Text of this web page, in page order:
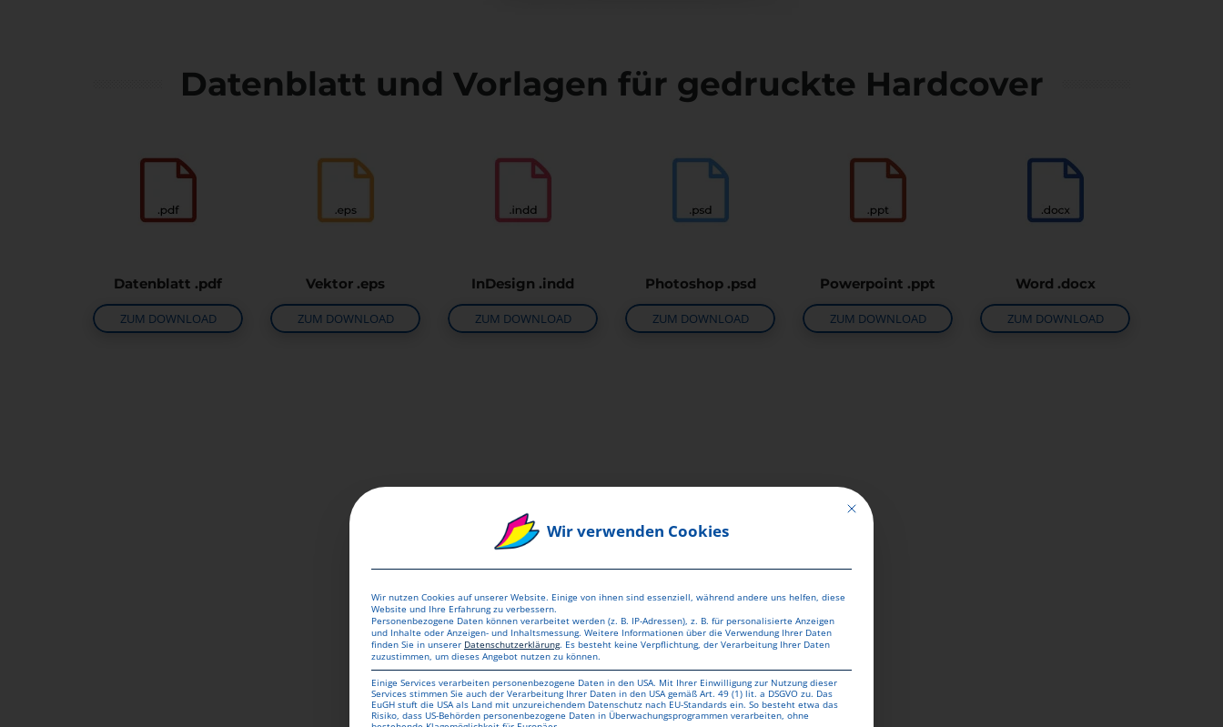
Datenblatt und Vorlagen für gedruckte Hardcover
Datenblatt .pdf
ZUM DOWNLOAD
Vektor .eps
ZUM DOWNLOAD
InDesign .indd
ZUM DOWNLOAD
Photoshop .psd
ZUM DOWNLOAD
Powerpoint .ppt
ZUM DOWNLOAD
Word .docx
ZUM DOWNLOAD
Mit diesem Button wird der Dialog geschlossen. Seine Funktionalität ist identisch mit
Wir verwenden Cookies
Wir nutzen Cookies auf unserer Website. Einige von ihnen sind essenziell, während andere uns helfen, diese
Website und Ihre Erfahrung zu verbessern.
Personenbezogene Daten können verarbeitet werden (z. B. IP-Adressen), z. B. für personalisierte Anzeigen
und Inhalte oder Anzeigen- und Inhaltsmessung. Weitere Informationen über die Verwendung Ihrer Daten
finden Sie in unserer Datenschutzerklärung. Es besteht keine Verpflichtung, der Verarbeitung Ihrer Daten
zuzustimmen, um dieses Angebot nutzen zu können.
Einige Services verarbeiten personenbezogene Daten in den USA. Mit Ihrer Einwilligung zur Nutzung dieser
Services stimmen Sie auch der Verarbeitung Ihrer Daten in den USA gemäß Art. 49 (1) lit. a DSGVO zu. Das
EuGH stuft die USA als Land mit unzureichendem Datenschutz nach EU-Standards ein. So besteht etwa das
Risiko, dass US-Behörden personenbezogene Daten in Überwachungsprogrammen verarbeiten, ohne